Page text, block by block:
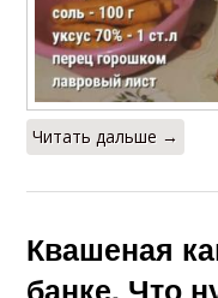
Читать дальше →
Квашеная